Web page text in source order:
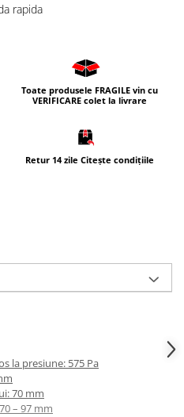
rapida
Toate produsele FRAGILE vin cu
VERIFICARE colet la livrare
Retur 14 zile Citește condițiile
la presiune: 575 Pa
70 mm
– 97 mm